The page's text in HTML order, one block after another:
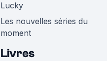
Lucky
Les nouvelles séries du
moment
Livres